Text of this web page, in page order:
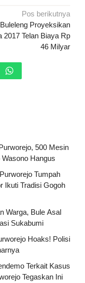
Pos berikutnya
Proyeksikan
2017 Telan Biaya Rp
46 Milyar
500 Mesin
Hangus
Tumpah
Ikuti Tradisi Gogoh
Warga, Bule Asal
Sukabumi
Hoaks! Polisi
Terkait Kasus
Tegaskan Ini